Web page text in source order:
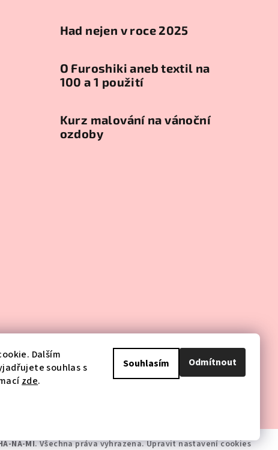
Dalším
souhlas s
zde.
Odmítnout
Souhlasím
Had nejen v roce 2025
O Furoshiki aneb textil na
100 a 1 použití
Kurz malování na vánoční
ozdoby
NA-MI. Všechna práva vyhrazena.Upravit nastavení cookies